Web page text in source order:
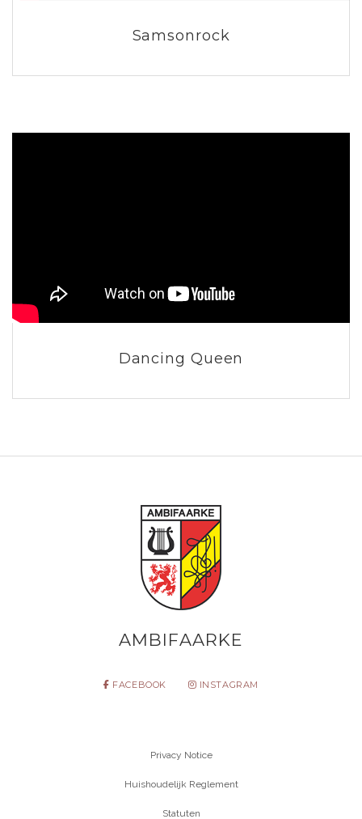
Samsonrock
Dancing Queen
AMBIFAARKE
FACEBOOK INSTAGRAM
Privacy Notice
Huishoudelijk Reglement
Statuten